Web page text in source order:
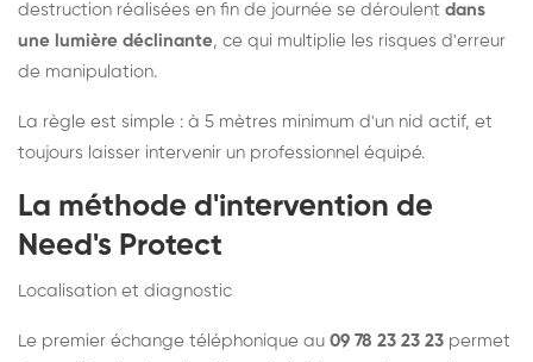
destruction réalisées en fin de journée se déroulent dans
une lumière déclinante, ce qui multiplie les risques d'erreur
de manipulation.
La règle est simple : à 5 mètres minimum d'un nid actif, et
toujours laisser intervenir un professionnel équipé.
La méthode d'intervention de
Need's Protect
Localisation et diagnostic
Le premier échange téléphonique au 09 78 23 23 23 permet